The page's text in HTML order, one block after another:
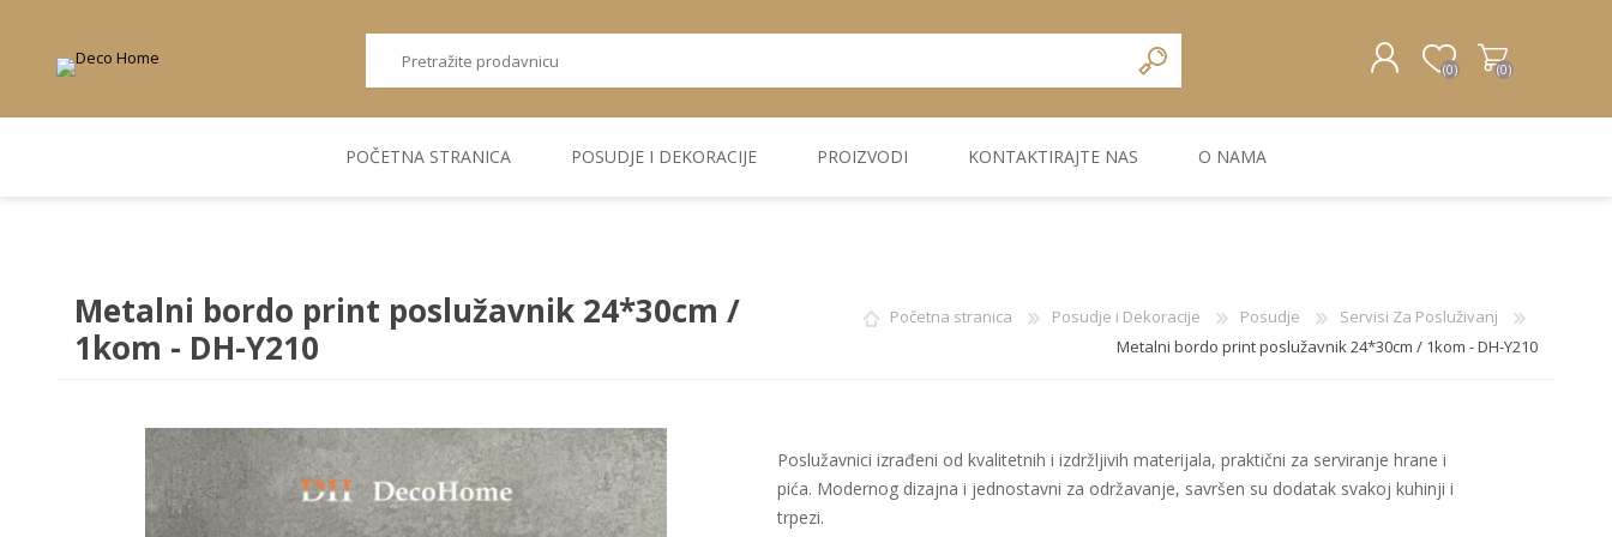
(0) (0)
POČETNA STRANICA POSUDJE I DEKORACIJE PROIZVODI
PANELI
PROIZVODI
KONTAKTIRAJTE NAS O NAMA
Početna stranica Posudje i Dekoracije Posudje
Servisi Za Posluživanj
Metalni bordo print poslužavnik 24*30cm / 1kom - DH-Y210
Metalni bordo print poslužavnik 24*30cm /
1kom - DH-Y210
Poslužavnici izrađeni od kvalitetnih i izdržljivih materijala, praktični za serviranje hrane i
pića. Modernog dizajna i jednostavni za održavanje, savršen su dodatak svakoj kuhinji i
trpezi.